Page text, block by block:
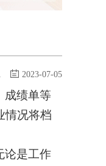
2023-07-05
成绩单等
情况将档
论是工作